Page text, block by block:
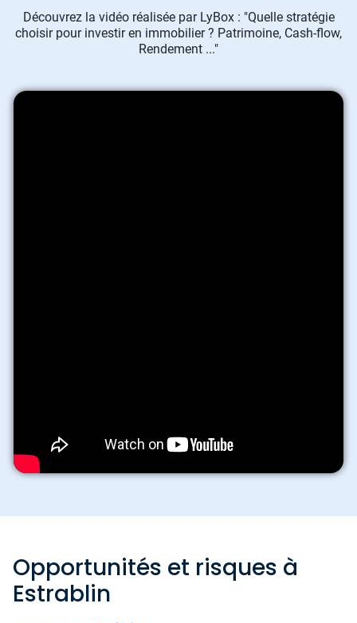
Découvrez la vidéo réalisée par LyBox : "Quelle stratégie
choisir pour investir en immobilier ? Patrimoine, Cash-flow,
Rendement ..."
Opportunités et risques à
Estrablin